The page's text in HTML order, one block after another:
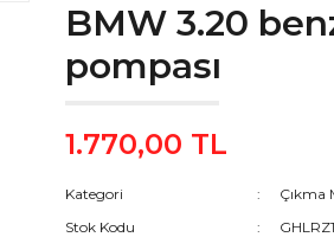
BMW 3.20
pompası
1.770,00 TL
Kategori
Çıkma
Stok Kodu